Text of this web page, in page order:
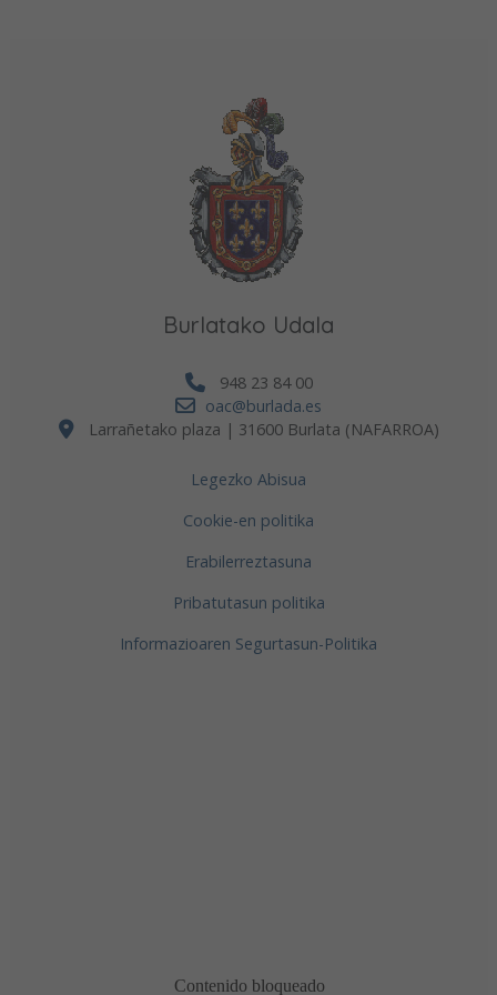
Burlatako Udala
948 23 84 00
oac@burlada.es
Larrañetako plaza | 31600 Burlata (NAFARROA)
Legezko Abisua
Cookie-en politika
Erabilerreztasuna
Pribatutasun politika
Informazioaren Segurtasun-Politika